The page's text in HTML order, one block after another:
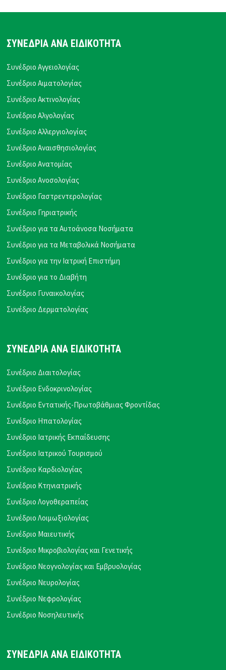
ΣΥΝΕΔΡΙΑ ΑΝΑ ΕΙΔΙΚΟΤΗΤΑ
Συνέδριο Αγγειολογίας
Συνέδριο Αιματολογίας
Συνέδριο Ακτινολογίας
Συνέδριο Αλγολογίας
Συνέδριο Αλλεργιολογίας
Συνέδριο Αναισθησιολογίας
Συνέδριο Ανατομίας
Συνέδριο Ανοσολογίας
Συνέδριο Γαστρεντερολογίας
Συνέδριο Γηριατρικής
Συνέδριο για τα Αυτοάνοσα Νοσήματα
Συνέδριο για τα Μεταβολικά Νοσήματα
Συνέδριο για την Ιατρική Επιστήμη
Συνέδριο για το Διαβήτη
Συνέδριο Γυναικολογίας
Συνέδριο Δερματολογίας
ΣΥΝΕΔΡΙΑ ΑΝΑ ΕΙΔΙΚΟΤΗΤΑ
Συνέδριο Διαιτολογίας
Συνέδριο Ενδοκρινολογίας
Συνέδριο Εντατικής-Πρωτοβάθμιας Φροντίδας
Συνέδριο Ηπατολογίας
Συνέδριο Ιατρικής Εκπαίδευσης
Συνέδριο Ιατρικού Τουρισμού
Συνέδριο Καρδιολογίας
Συνέδριο Κτηνιατρικής
Συνέδριο Λογοθεραπείας
Συνέδριο Λοιμωξιολογίας
Συνέδριο Μαιευτικής
Συνέδριο Μικροβιολογίας και Γενετικής
Συνέδριο Νεογνολογίας και Εμβρυολογίας
Συνέδριο Νευρολογίας
Συνέδριο Νεφρολογίας
Συνέδριο Νοσηλευτικής
ΣΥΝΕΔΡΙΑ ΑΝΑ ΕΙΔΙΚΟΤΗΤΑ